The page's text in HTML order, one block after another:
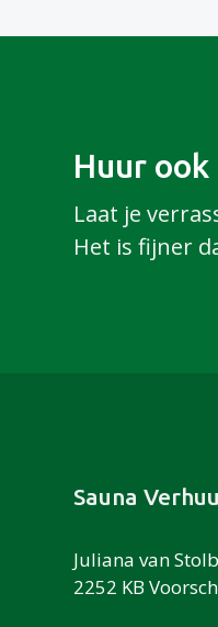
Huur
Laat je
Het is fijner
Footer
Sauna
Juliana van
2252 KB